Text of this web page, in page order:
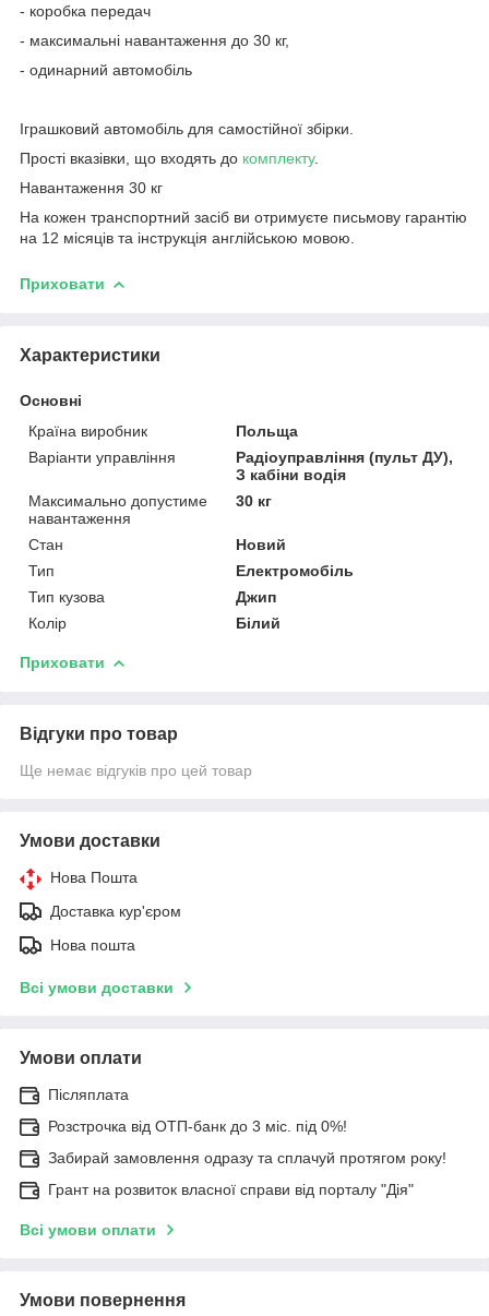
- коробка передач
- максимальні навантаження до 30 кг,
- одинарний автомобіль
Іграшковий автомобіль для самостійної збірки.
Прості вказівки, що входять до комплекту.
Навантаження 30 кг
На кожен транспортний засіб ви отримуєте письмову гарантію
на 12 місяців та інструкція англійською мовою.
Приховати
Характеристики
Основні
Країна виробник
Польща
Варіанти управління
Радіоуправління (пульт ДУ),
З кабіни водія
Максимально допустиме
навантаження
30 кг
Стан
Новий
Тип
Електромобіль
Тип кузова
Джип
Колір
Білий
Приховати
Відгуки про товар
Ще немає відгуків про цей товар
Умови доставки
Нова Пошта
Доставка кур'єром
Нова пошта
Всі умови доставки
Умови оплати
Післяплата
Розстрочка від ОТП-банк до 3 міс. під 0%!
Забирай замовлення одразу та сплачуй протягом року!
Грант на розвиток власної справи від порталу "Дія"
Всі умови оплати
Умови повернення